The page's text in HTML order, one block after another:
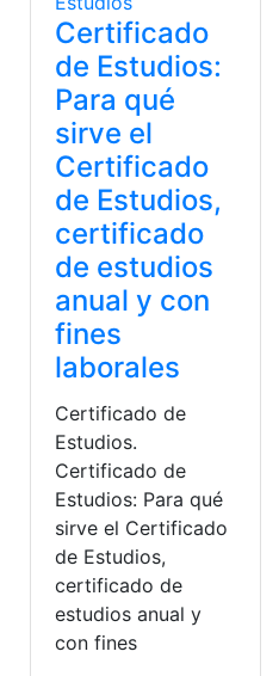
Ecuador,Herramientas
Certificado
de Estudios:
Para qué
sirve el
Certificado
de Estudios,
certificado
de estudios
anual y con
fines
laborales
Certificado de
Estudios.
Certificado de
Estudios: Para qué
sirve el Certificado
de Estudios,
certificado de
estudios anual y
con fines